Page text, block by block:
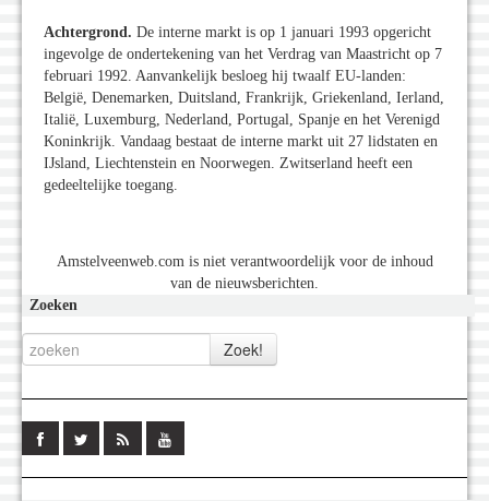
Achtergrond. De interne markt is op 1 januari 1993 opgericht
ingevolge de ondertekening van het Verdrag van Maastricht op 7
februari 1992. Aanvankelijk besloeg hij twaalf EU-landen:
België, Denemarken, Duitsland, Frankrijk, Griekenland, Ierland,
Italië, Luxemburg, Nederland, Portugal, Spanje en het Verenigd
Koninkrijk. Vandaag bestaat de interne markt uit 27 lidstaten en
IJsland, Liechtenstein en Noorwegen. Zwitserland heeft een
gedeeltelijke toegang.
Amstelveenweb.com is niet verantwoordelijk voor de inhoud
van de nieuwsberichten.
Zoeken